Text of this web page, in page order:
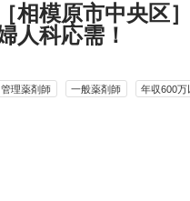
［相模原市中央
人科応需！
管理薬剤師 一般薬剤師 年収600万